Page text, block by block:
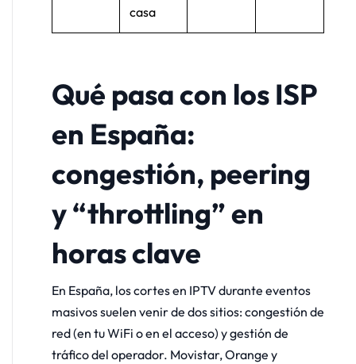
casa
Qué pasa con los ISP
en España:
congestión, peering
y “throttling” en
horas clave
En España, los cortes en IPTV durante eventos
masivos suelen venir de dos sitios: congestión de
red (en tu WiFi o en el acceso) y gestión de
tráfico del operador. Movistar, Orange y